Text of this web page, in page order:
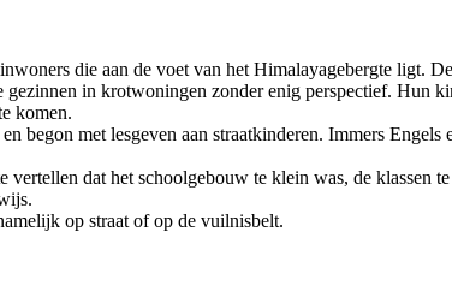
die aan de voet van het Himalayagebergte ligt.
in krotwoningen zonder enig perspectief. Hun
komen.
begon met lesgeven aan straatkinderen. Immers Engels
dat het schoolgebouw te klein was, de klassen
op straat of op de vuilnisbelt.